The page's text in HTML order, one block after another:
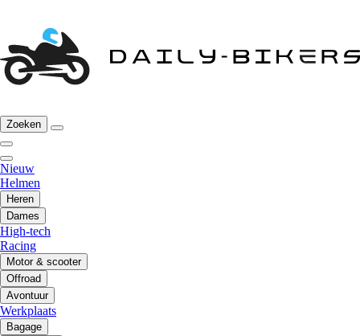
Zoeken
Nieuw
Helmen
Heren
Dames
High-tech
Racing
Motor & scooter
Offroad
Avontuur
Werkplaats
Bagage